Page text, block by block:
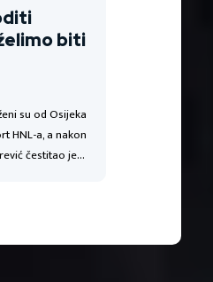
biti
su od Osijeka
HNL-a, a nakon
čestitao je…